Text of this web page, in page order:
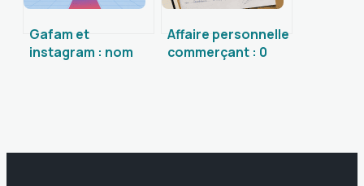
Gafam et
instagram : nom
Affaire personnelle
commerçant : 0